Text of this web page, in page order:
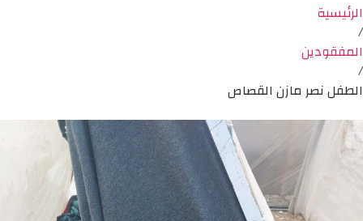
الرئيسية
/
المفقودين
/
الطفل نصر مازن القصاص